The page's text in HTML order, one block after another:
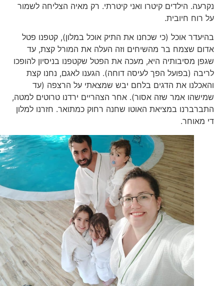
נקרעה. הילדים קיטרו ואני קיטרתי. רק מאיה הצליחה לשמור
על רוח חיובית.
בהיעדר אוכל (כי שכחנו את התיק אוכל במלון), קטפנו פטל
אדום שצמח בר מהשיחים וזה העלה את המורל קצת, עד
שגפן מסיבותיה היא, מעכה את הפטל שקטפנו בניסיון להופכו
לריבה (בפועל הפך לעיסה דוחה). הגענו לאגם, נחנו קצת
והאכלנו את הדגים בלחם יבש שמצאתי על הרצפה (עד
שמישהו אמר שזה אסור). אחר הצהריים ירדנו טרוטים למטה,
התברברנו במציאת האוטו שחנה רחוק כמתואר. חזרנו למלון
די מאוחר.